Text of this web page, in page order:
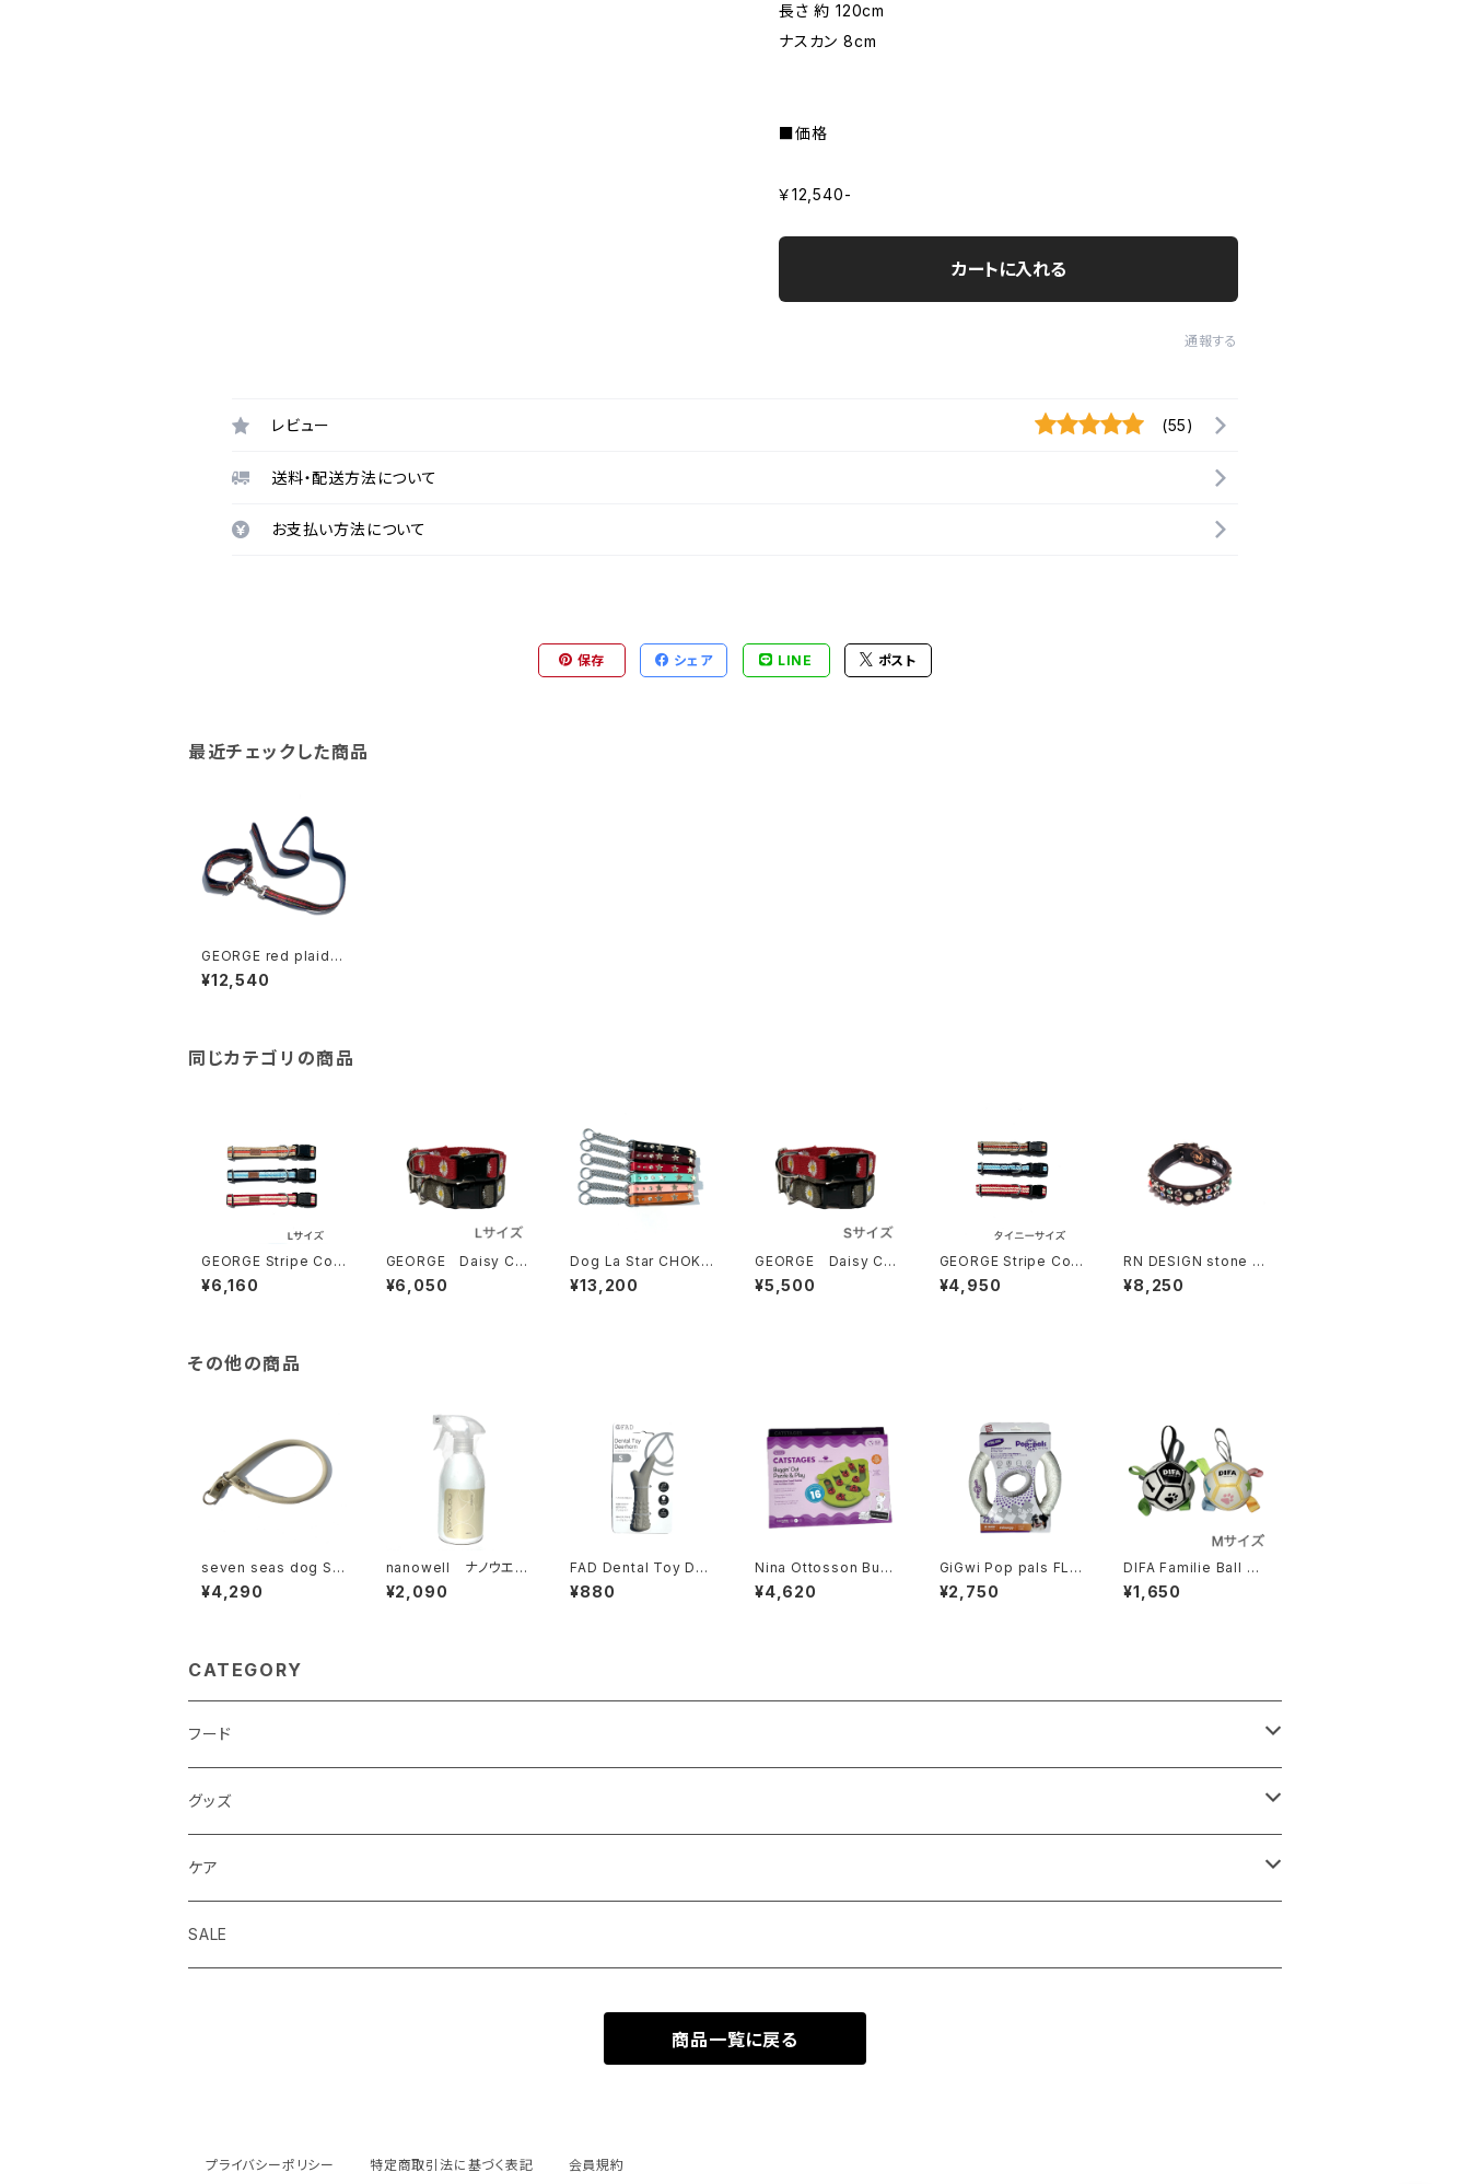
長さ 約 120cm
ナスカン 8cm
■価格
￥12,540-
カートに入れる
通報する
レビュー (55)
送料・配送方法について
お支払い方法について
保存 シェア LINE ポスト
最近チェックした商品
GEORGE red plaid ri
bbon collar & leash
set ジョージ レッドプ
¥12,540
同じカテゴリの商品
GEORGE Stripe Cott
on Collar Lサイズ
ジョージ ストライプ コ
¥6,160
GEORGE Daisy CO
LLER Lサイズ ジョー
ジデイジーカラー
¥6,050
Dog La Star CHOKE
R XLサイズ ドグラ ス
ター チョーカー 1インチ
¥13,200
GEORGE Daisy CO
LLER Sサイズ ジョー
ジデイジーカラー
¥5,500
GEORGE Stripe Cott
on Collar タイニーサ
イズ ジョージ ストライ
¥4,950
RN DESIGN stone C
ollar アールエヌ デザ
イン ストーンカラー
¥8,250
その他の商品
seven seas dog St
eerhide Choker セ
ブンシーズドッグ ステア
¥4,290
nanowell ナノウエル
クリーナー 500ml
¥2,090
FAD Dental Toy Dee
rhorn Sサイズ ファッ
ド デンタルトイ ディアホ
¥880
Nina Ottosson Bugg
ing' Out Puzzle&Pla
y ニーナ オットソン バ
¥4,620
GiGwi Pop pals FLYI
NG RING ギグウィ ポ
ップパル フライング リン
¥2,750
DIFA Familie Ball M
サイズ ディファ ファミ
リエボール
¥1,650
CATEGORY
フード
ドライフード
ウェットフード
トリーツ おやつ
グッズ
首輪 カラー
seven seas dog
ハーネス 胴輪
ケア
シャンプー
SALE
商品一覧に戻る
プライバシーポリシー 特定商取引法に基づく表記 会員規約